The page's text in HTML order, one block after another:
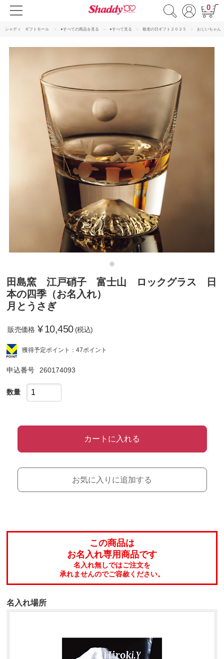
0
シャディ ギフトモール ●すべての商品を見る ●すべて見る 敬老の日ギフト２０２５ おじいちゃん
田島窯 江戸硝子 富士山 ロックグラス 日
本の四季（お名入れ）
月とうさぎ
販売価格 ¥10,450 (税込)
獲得予定ポイント：47ポイント
申込番号 260174093
数量
カートに入れる
お気に入りに追加する
この商品は
お名入れ専用商品です
名入れ無しではご注文を
承れませんのでご容赦ください。
名入れ場所